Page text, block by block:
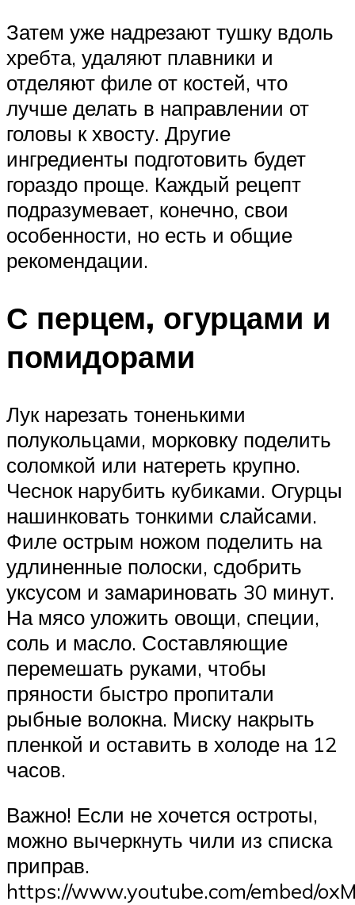
Затем уже надрезают тушку вдоль
хребта, удаляют плавники и
отделяют филе от костей, что
лучше делать в направлении от
головы к хвосту. Другие
ингредиенты подготовить будет
гораздо проще. Каждый рецепт
подразумевает, конечно, свои
особенности, но есть и общие
рекомендации.
С перцем, огурцами и
помидорами
Лук нарезать тоненькими
полукольцами, морковку поделить
соломкой или натереть крупно.
Чеснок нарубить кубиками. Огурцы
нашинковать тонкими слайсами.
Филе острым ножом поделить на
удлиненные полоски, сдобрить
уксусом и замариновать 30 минут.
На мясо уложить овощи, специи,
соль и масло. Составляющие
перемешать руками, чтобы
пряности быстро пропитали
рыбные волокна. Миску накрыть
пленкой и оставить в холоде на 12
часов.
Важно! Если не хочется остроты,
можно вычеркнуть чили из списка
приправ.
https://www.youtube.com/embed/